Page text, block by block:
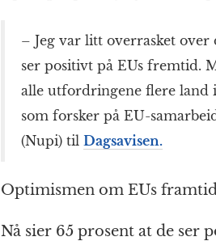
– Jeg var litt overrasket over
ser positivt på EUs fremtid.
alle utfordringene flere land
som forsker på EU-
(Nupi) til Dagsavisen.
Optimismen om EUs
Nå sier 65 prosent at de ser